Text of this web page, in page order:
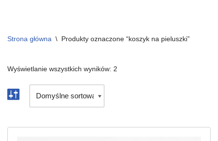
Strona główna \ Produkty oznaczone “koszyk na pieluszki”
Wyświetlanie wszystkich wyników: 2